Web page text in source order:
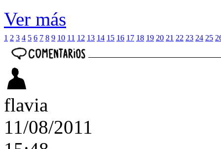
Ver más
1 2 3 4 5 6 7 8 9 10 11 12 13 14 15 16 17 18 19 20 21 22 23 24 25
flavia
11/08/2011